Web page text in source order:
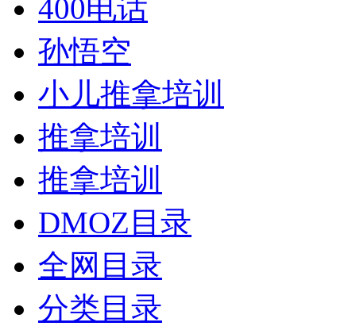
400电话
孙悟空
小儿推拿培训
推拿培训
推拿培训
DMOZ目录
全网目录
分类目录